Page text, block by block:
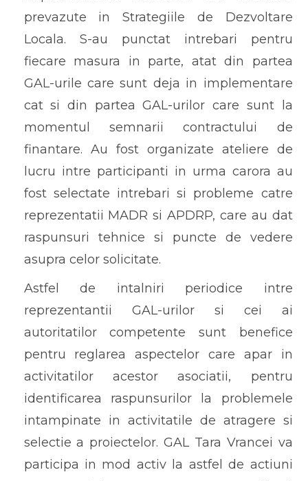
prevazute in Strategiile de Dezvoltare
Locala. S-au punctat intrebari pentru
fiecare masura in parte, atat din partea
GAL-urile care sunt deja in implementare
cat si din partea GAL-urilor care sunt la
momentul semnarii contractului de
finantare. Au fost organizate ateliere de
lucru intre participanti in urma carora au
fost selectate intrebari si probleme catre
reprezentatii MADR si APDRP, care au dat
raspunsuri tehnice si puncte de vedere
asupra celor solicitate.
Astfel de intalniri periodice intre
reprezentantii GAL-urilor si cei ai
autoritatilor competente sunt benefice
pentru reglarea aspectelor care apar in
activitatilor acestor asociatii, pentru
identificarea raspunsurilor la problemele
intampinate in activitatile de atragere si
selectie a proiectelor. GAL Tara Vrancei va
participa in mod activ la astfel de actiuni